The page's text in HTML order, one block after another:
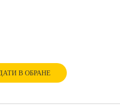
В ОБРАНЕ